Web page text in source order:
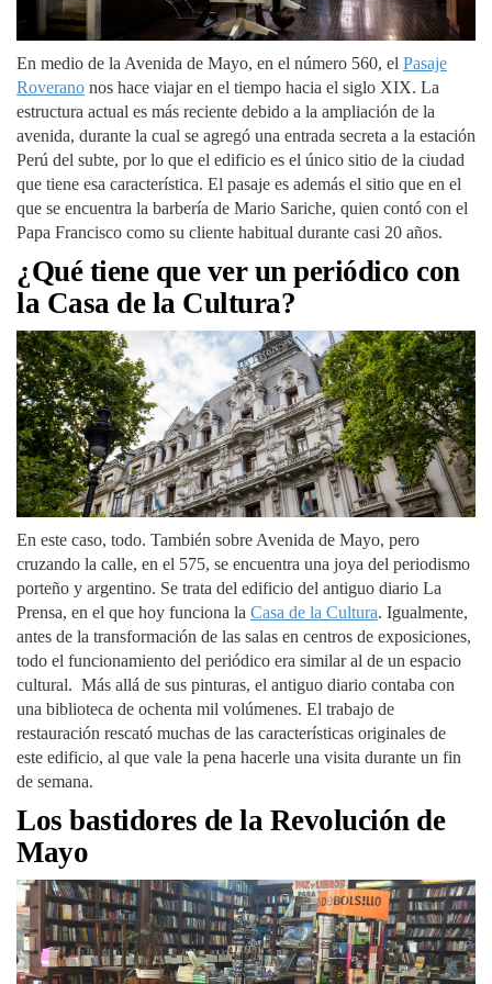
En medio de la Avenida de Mayo, en el número 560, el Pasaje
Roverano nos hace viajar en el tiempo hacia el siglo XIX. La
estructura actual es más reciente debido a la ampliación de la
avenida, durante la cual se agregó una entrada secreta a la estación
Perú del subte, por lo que el edificio es el único sitio de la ciudad
que tiene esa característica. El pasaje es además el sitio que en el
que se encuentra la barbería de Mario Sariche, quien contó con el
Papa Francisco como su cliente habitual durante casi 20 años.
¿Qué tiene que ver un periódico con
la Casa de la Cultura?
En este caso, todo. También sobre Avenida de Mayo, pero
cruzando la calle, en el 575, se encuentra una joya del periodismo
porteño y argentino. Se trata del edificio del antiguo diario La
Prensa, en el que hoy funciona la Casa de la Cultura. Igualmente,
antes de la transformación de las salas en centros de exposiciones,
todo el funcionamiento del periódico era similar al de un espacio
cultural. Más allá de sus pinturas, el antiguo diario contaba con
una biblioteca de ochenta mil volúmenes. El trabajo de
restauración rescató muchas de las características originales de
este edificio, al que vale la pena hacerle una visita durante un fin
de semana.
Los bastidores de la Revolución de
Mayo